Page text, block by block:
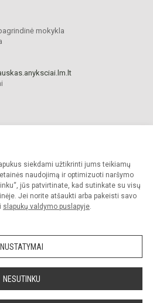
siekdami užtikrinti jums teikiamų
naudojimą ir optimizuoti naršymo
jūs patvirtinate, kad sutinkate su visų
Jei norite atšaukti arba pakeisti savo
slapukų valdymo puslapyje.
NUSTATYMAI
NESUTINKU
mokykla
administracijos sutikimo griežtai
draudžiama.
Slapukų valdymas